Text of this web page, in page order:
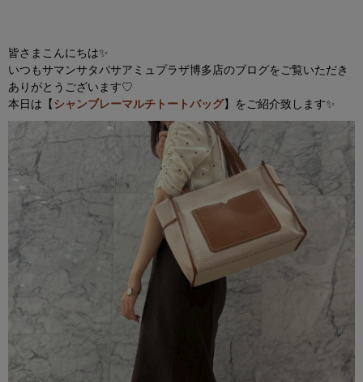
皆さまこんにちは✨
いつもサマンサタバサアミュプラザ博多店のブログをご覧いただき
ありがとうございます♡
本日は【シャンブレーマルチトートバッグ】をご紹介致します✨